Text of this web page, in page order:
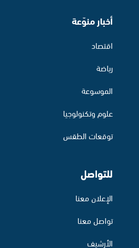
أخبار منوّعة
اقتصاد
رياضة
الموسوعة
علوم وتكنولوجيا
توقعات الطقس
للتواصل
الإعلان معنا
تواصل معنا
الأرشيف